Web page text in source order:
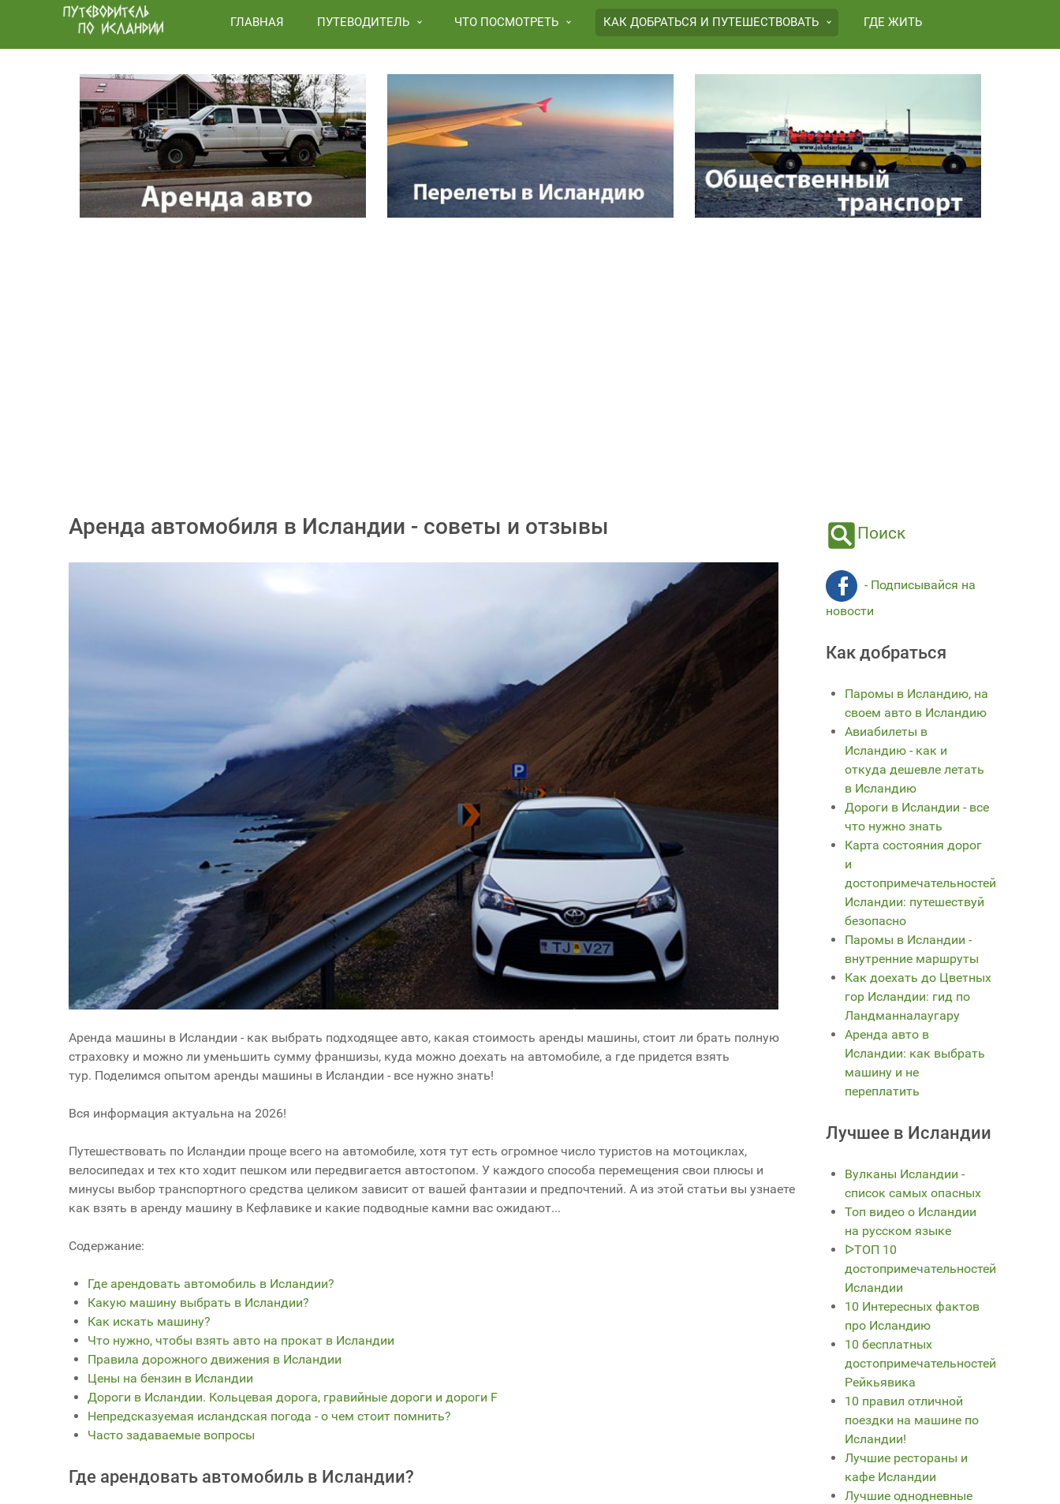
ГЛАВНАЯ ПУТЕВОДИТЕЛЬ ЧТО ПОСМОТРЕТЬ КАК ДОБРАТЬСЯ И ПУТЕШЕСТВОВАТЬ ГДЕ ЖИТЬ
Аренда автомобиля в Исландии - советы и отзывы
Аренда машины в Исландии - как выбрать подходящее авто, какая стоимость аренды машины, стоит ли брать полную
страховку и можно ли уменьшить сумму франшизы, куда можно доехать на автомобиле, а где придется взять
тур. Поделимся опытом аренды машины в Исландии - все нужно знать!
Вся информация актуальна на 2026!
Путешествовать по Исландии проще всего на автомобиле, хотя тут есть огромное число туристов на мотоциклах,
велосипедах и тех кто ходит пешком или передвигается автостопом. У каждого способа перемещения свои плюсы и
минусы выбор транспортного средства целиком зависит от вашей фантазии и предпочтений. А из этой статьи вы узнаете
как взять в аренду машину в Кефлавике и какие подводные камни вас ожидают...
Содержание:
Где арендовать автомобиль в Исландии?
Какую машину выбрать в Исландии?
Как искать машину?
Что нужно, чтобы взять авто на прокат в Исландии
Правила дорожного движения в Исландии
Цены на бензин в Исландии
Дороги в Исландии. Кольцевая дорога, гравийные дороги и дороги F
Непредсказуемая исландская погода - о чем стоит помнить?
Часто задаваемые вопросы
Где арендовать автомобиль в Исландии?
Поиск
- Подписывайся на
новости
Как добраться
Паромы в Исландию, на
своем авто в Исландию
Авиабилеты в
Исландию - как и
откуда дешевле летать
в Исландию
Дороги в Исландии - все
что нужно знать
Карта состояния дорог
и
достопримечательностей
Исландии: путешествуй
безопасно
Паромы в Исландии -
внутренние маршруты
Как доехать до Цветных
гор Исландии: гид по
Ландманналаугару
Аренда авто в
Исландии: как выбрать
машину и не
переплатить
Лучшее в Исландии
Вулканы Исландии -
список самых опасных
Топ видео о Исландии
на русском языке
ᐅТОП 10
достопримечательностей
Исландии
10 Интересных фактов
про Исландию
10 бесплатных
достопримечательностей
Рейкьявика
10 правил отличной
поездки на машине по
Исландии!
Лучшие рестораны и
кафе Исландии
Лучшие однодневные